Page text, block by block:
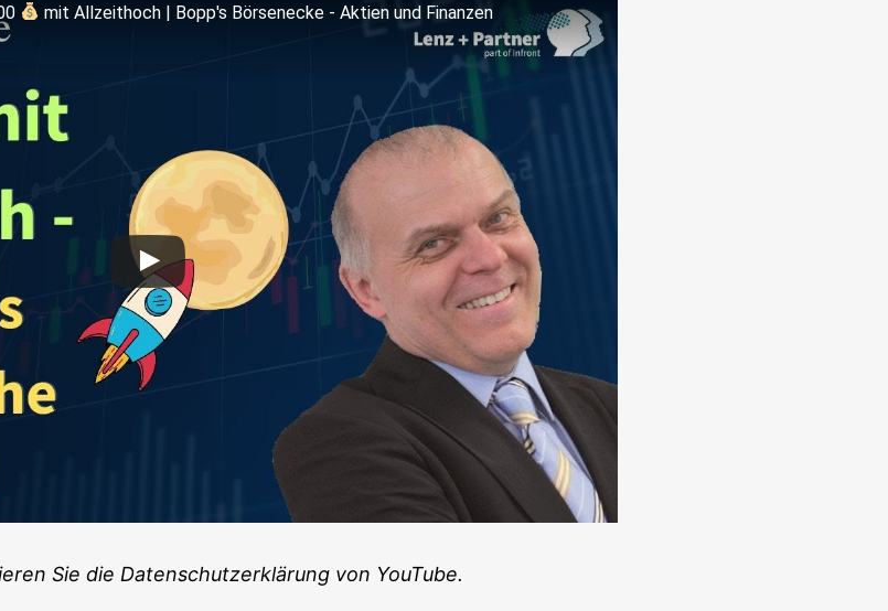
mit All­zeit­hoch | Bopp's Bör­sen­ecke - Akti­en und Finanzen
Sie die Daten­schutz­er­klä­rung von YouTube.